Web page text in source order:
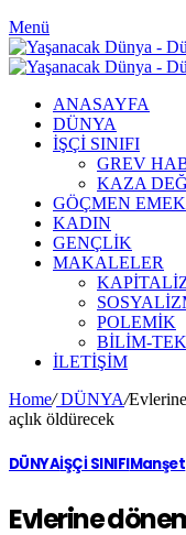
Menü
ANASAYFA
DÜNYA
İŞÇİ SINIFI
GREV
KAZA
GÖÇMEN
KADIN
GENÇLİK
MAKALELER
POLEMİK
BİLİM-
ILETIŞIM
Home/DÜNYA/
açlık öldürecek
DÜNYAİŞÇİ SINIFIManşet
Evlerine